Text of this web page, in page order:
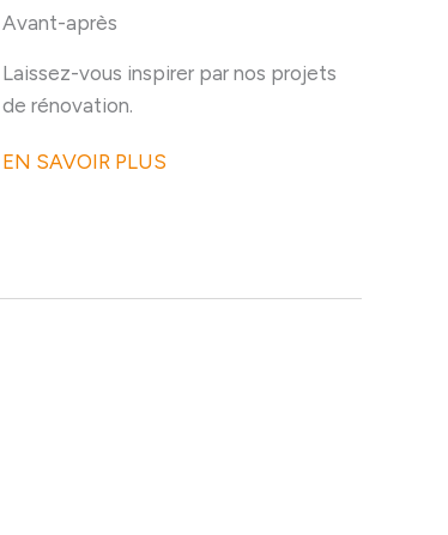
Avant-après
Laissez-vous inspirer par nos projets
de rénovation.
EN SAVOIR PLUS